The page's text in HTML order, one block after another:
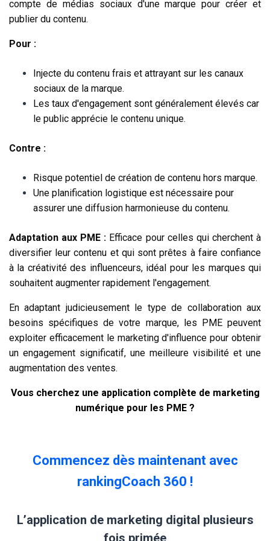
compte de médias sociaux d'une marque pour créer et
publier du contenu.
Pour :
Injecte du contenu frais et attrayant sur les canaux
sociaux de la marque.
Les taux d'engagement sont généralement élevés car
le public apprécie le contenu unique.
Contre :
Risque potentiel de création de contenu hors marque.
Une planification logistique est nécessaire pour
assurer une diffusion harmonieuse du contenu.
Adaptation aux PME : Efficace pour celles qui cherchent à
diversifier leur contenu et qui sont prêtes à faire confiance
à la créativité des influenceurs, idéal pour les marques qui
souhaitent augmenter rapidement l'engagement.
En adaptant judicieusement le type de collaboration aux
besoins spécifiques de votre marque, les PME peuvent
exploiter efficacement le marketing d'influence pour obtenir
un engagement significatif, une meilleure visibilité et une
augmentation des ventes.
Vous cherchez une application complète de marketing
numérique pour les PME ?
Commencez dès maintenant avec
rankingCoach 360 !
L’application de marketing digital plusieurs
fois primée